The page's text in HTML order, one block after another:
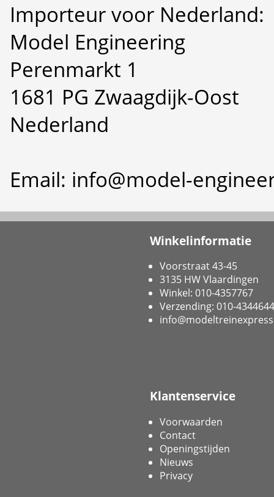
Importeur voor Nederland:
Model Engineering
Perenmarkt 1
1681 PG Zwaagdijk-Oost
Nederland
Email: info@model-
Winkelinformatie
Voorstraat 43-45
3135 HW Vlaardingen
Winkel: 010-4357767
Verzending: 010-4344644
Klantenservice
Voorwaarden
Contact
Openingstijden
Nieuws
Privacy